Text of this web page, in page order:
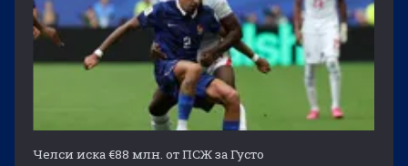
Челси иска €88 млн. от ПСЖ за Густо